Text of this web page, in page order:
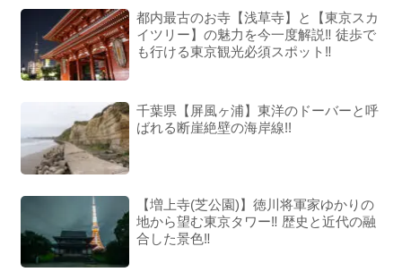
都内最古のお寺【浅草寺】と【東京スカ
イツリー】の魅力を今一度解説‼︎ 徒歩で
も行ける東京観光必須スポット‼︎
千葉県【屏風ヶ浦】東洋のドーバーと呼
ばれる断崖絶壁の海岸線!!
【増上寺(芝公園)】徳川将軍家ゆかりの
地から望む東京タワー‼︎ 歴史と近代の融
合した景色‼︎